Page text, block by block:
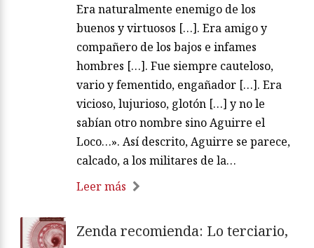
Era naturalmente enemigo de los
buenos y virtuosos […]. Era amigo y
compañero de los bajos e infames
hombres […]. Fue siempre cauteloso,
vario y fementido, engañador […]. Era
vicioso, lujurioso, glotón […] y no le
sabían otro nombre sino Aguirre el
Loco…». Así descrito, Aguirre se parece,
calcado, a los militares de la…
Leer más
Zenda recomienda: Lo terciario,